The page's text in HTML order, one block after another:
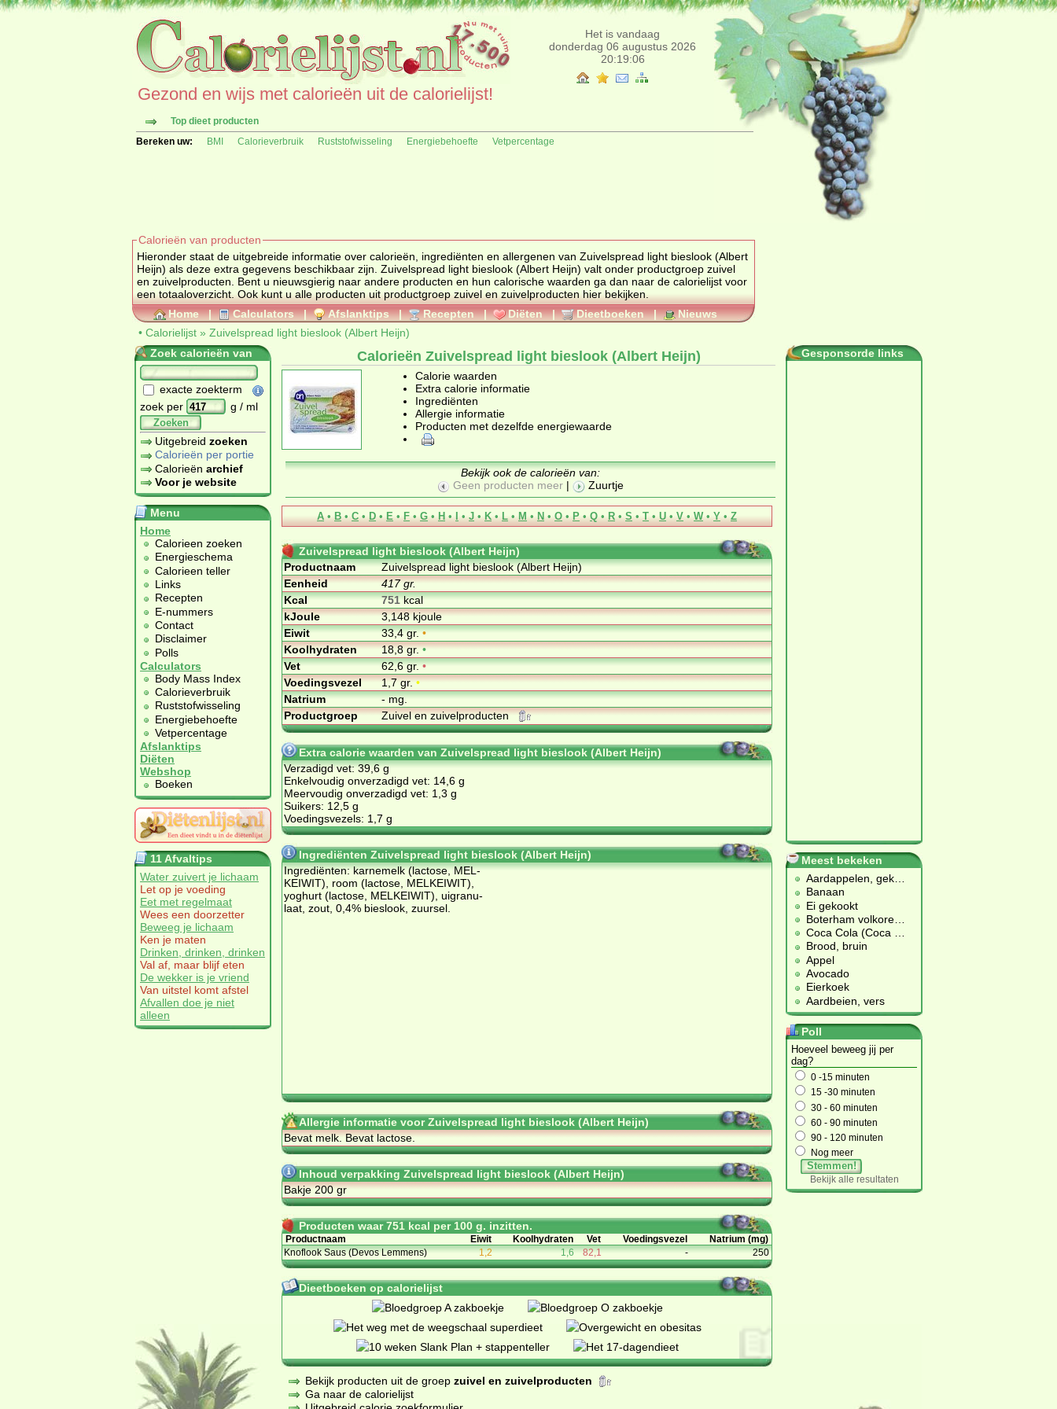
Het is vandaag
donderdag 06 augustus 2026
20:19:07
Gezond en wijs met calorieën uit de calorielijst!
Top dieet producten
Bereken uw:
BMI Calorieverbruik Ruststofwisseling Energiebehoefte Vetpercentage
Calorieën van producten
Hieronder staat de uitgebreide informatie over calorieën, ingrediënten en allergenen van Zuivelspread light bieslook (Albert
Heijn) als deze extra gegevens beschikbaar zijn. Zuivelspread light bieslook (Albert Heijn) valt onder productgroep zuivel
en zuivelproducten
een totaaloverzicht. Ook kunt u alle producten uit productgroep zuivel en zuivelproducten hier bekijken.
Home | Calculators | Afslanktips | Recepten | Diëten | Dieetboeken |
Nieuws
• Calorielijst » Zuivelspread light bieslook (Albert Heijn)
Zoek calorieën van
exacte zoekterm
zoek per
g / ml
Zoeken
Uitgebreid zoeken
Calorieën per portie
Calorieën archief
Voor je website
Menu
Home
Calorieen zoeken
Energieschema
Calorieen teller
Links
Recepten
E-nummers
Contact
Disclaimer
Polls
Calculators
Body Mass Index
Calorieverbruik
Ruststofwisseling
Energiebehoefte
Vetpercentage
Afslanktips
Diëten
Webshop
Boeken
11 Afvaltips
Water zuivert je lichaam
Let op je voeding
Eet met regelmaat
Wees een doorzetter
Beweeg je lichaam
Ken je maten
Drinken, drinken, drinken
Val af, maar blijf eten
De wekker is je vriend
Van uitstel komt afstel
Afvallen doe je niet
alleen
Calorieën Zuivelspread light bieslook (Albert Heijn)
Calorie waarden
Extra calorie informatie
Ingrediënten
Allergie informatie
Producten met dezelfde energiewaarde
Bekijk ook de calorieën van:
Geen producten meer | Zuurtje
A • B • C • D • E • F • G • H • I • J • K • L • M • N • O • P • Q • R • S • T • U • V • W • Y • Z
Zuivelspread light bieslook (Albert Heijn)
Productnaam
Zuivelspread light bieslook (Albert Heijn)
Eenheid
417 gr.
Kcal
751kcal
kJoule
3,148 kjoule
Eiwit
33,4 gr.•
Koolhydraten
18,8 gr.•
Vet
62,6 gr.•
Voedingsvezel
1,7 gr.•
Natrium
- mg.
Productgroep
Zuivel en zuivelproducten
Extra calorie waarden van Zuivelspread light bieslook (Albert Heijn)
Verzadigd vet: 39,6 g
Enkelvoudig onverzadigd vet: 14,6 g
Meervoudig onverzadigd vet: 1,3 g
Suikers: 12,5 g
Voedingsvezels: 1,7 g
Ingrediënten Zuivelspread light bieslook (Albert Heijn)
In­gre­di­ën­ten: kar­ne­melk (lac­to­se, MEL­
KEIWIT), room (lac­to­se, MEL­KEIWIT),
yog­hurt (lac­to­se, MEL­KEIWIT), uig­ra­nu­
laat, zout, 0,4% bies­look, zuur­sel.
Allergie informatie voor Zuivelspread light bieslook (Albert Heijn)
Be­vat melk. Be­vat lac­to­se.
Inhoud verpakking Zuivelspread light bieslook (Albert Heijn)
Bakje 200 gr
Producten waar 751 kcal per 100 g. inzitten.
Productnaam Eiwit Koolhydraten Vet Voedingsvezel
Natrium (mg)
Knoflook Saus (Devos Lemmens)
1,2 1,6 82,1 - 250
Dieetboeken op calorielijst
Bekijk producten uit de groep zuivel en zuivelproducten
Ga naar de calorielijst
Gesponsorde links
Meest bekeken
Aardappelen, gek
Banaan
Ei gekookt
Boterham volkore
Coca Cola (Coca
Brood, bruin
Appel
Avocado
Eierkoek
Aardbeien, vers
Poll
Hoeveel beweeg jij per
dag?
0 -15 minuten
15 -30 minuten
30 - 60 minuten
60 - 90 minuten
90 - 120 minuten
Nog meer
Stemmen!
Bekijk alle resultaten